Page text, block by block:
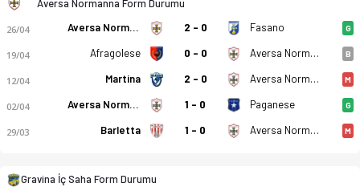
Aversa Normanna Form Durumu
26/04 Aversa Normanna 2 - 0 Fasano G
19/04 Afragolese 0 - 0 Aversa Normanna B
12/04 Martina 2 - 0 Aversa Normanna M
02/04 Aversa Normanna 1 - 0 Paganese G
29/03 Barletta 1 - 0 Aversa Normanna M
Gravina İç Saha Form Durumu